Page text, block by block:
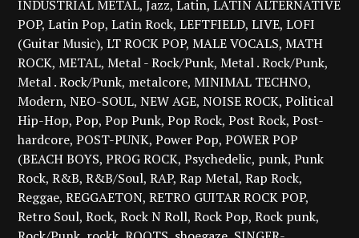
INDUSTRIAL METAL Jazz Latin LATIN ALTERNATIVE
POP Latin Pop Latin Rock LEFTFIELD LIVE LOFI
(Guitar Music) LT ROCK POP MALE VOCALS MATH
ROCK METAL Metal - Rock/Punk Metal . Rock/Punk
Metal . Rock/Punk metalcore MINIMAL TECHNO
Modern NEO-SOUL NEW AGE NOISE ROCK Political
Hip-Hop Pop Pop Punk Pop Rock Post Rock Post-
hardcore POST-PUNK Power Pop POWER POP
(BEACH BOYS PROG ROCK Psychedelic punk Punk
Rock R&B R&B/Soul RAP Rap Metal Rap Rock
Reggae REGGAETON RETRO GUITAR ROCK POP
Retro Soul Rock Rock N Roll Rock Pop Rock punk